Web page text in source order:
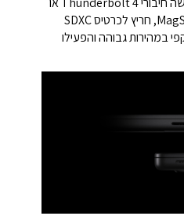
5, חיבור HDMI, חיבור MagSafe 3, חריץ לכרטיס SDXC
במהירות גבוהה והפעילו